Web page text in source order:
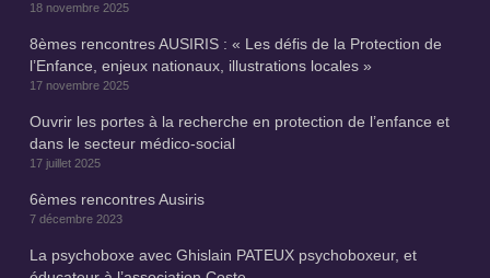
18 novembre 2025
8èmes rencontres AUSIRIS : « Les défis de la Protection de
l’Enfance, enjeux nationaux, illustrations locales »
17 novembre 2025
Ouvrir les portes à la recherche en protection de l’enfance et
dans le secteur médico-social
17 juillet 2025
6èmes rencontres Ausiris
7 décembre 2023
La psychoboxe avec Ghislain PATEUX psychoboxeur, et